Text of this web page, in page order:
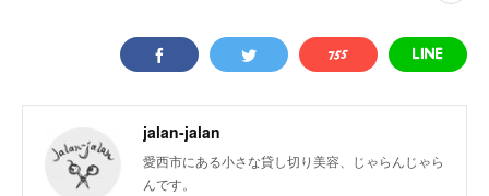
jalan-jalan
愛西市にある小さな貸し切り美容、じゃらんじゃら
んです。